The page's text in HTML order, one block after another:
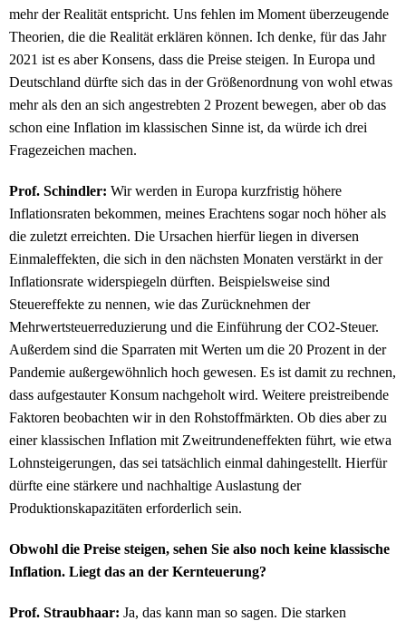
mehr der Realität entspricht. Uns fehlen im Moment überzeugende
Theorien, die die Realität erklären können. Ich denke, für das Jahr
2021 ist es aber Konsens, dass die Preise steigen. In Europa und
Deutschland dürfte sich das in der Größenordnung von wohl etwas
mehr als den an sich angestrebten 2 Prozent bewegen, aber ob das
schon eine Inflation im klassischen Sinne ist, da würde ich drei
Fragezeichen machen.
Prof. Schindler: Wir werden in Europa kurzfristig höhere
Inflationsraten bekommen, meines Erachtens sogar noch höher als
die zuletzt erreichten. Die Ursachen hierfür liegen in diversen
Einmaleffekten, die sich in den nächsten Monaten verstärkt in der
Inflationsrate widerspiegeln dürften. Beispielsweise sind
Steuereffekte zu nennen, wie das Zurücknehmen der
Mehrwertsteuerreduzierung und die Einführung der CO2-Steuer.
Außerdem sind die Sparraten mit Werten um die 20 Prozent in der
Pandemie außergewöhnlich hoch gewesen. Es ist damit zu rechnen,
dass aufgestauter Konsum nachgeholt wird. Weitere preistreibende
Faktoren beobachten wir in den Rohstoffmärkten. Ob dies aber zu
einer klassischen Inflation mit Zweitrundeneffekten führt, wie etwa
Lohnsteigerungen, das sei tatsächlich einmal dahingestellt. Hierfür
dürfte eine stärkere und nachhaltige Auslastung der
Produktionskapazitäten erforderlich sein.
Obwohl die Preise steigen, sehen Sie also noch keine klassische
Inflation. Liegt das an der Kernteuerung?
Prof. Straubhaar: Ja, das kann man so sagen. Die starken